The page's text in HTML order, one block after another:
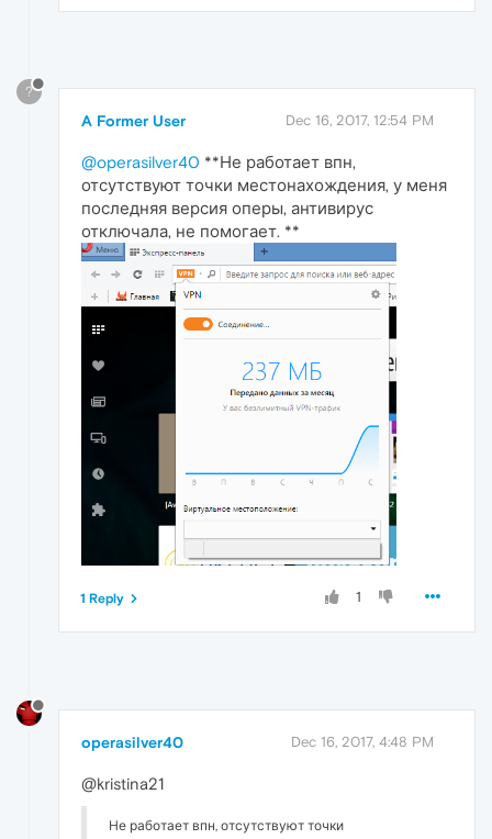
?
A Former User Dec 16, 2017, 12:54 PM
@operasilver40 **Не работает впн,
отсутствуют точки местонахождения, у меня
последняя версия оперы, антивирус
отключала, не помогает. **
1
1 Reply
operasilver40 Dec 16, 2017, 4:48 PM
@kristina21
Не работает впн, отсутствуют точки